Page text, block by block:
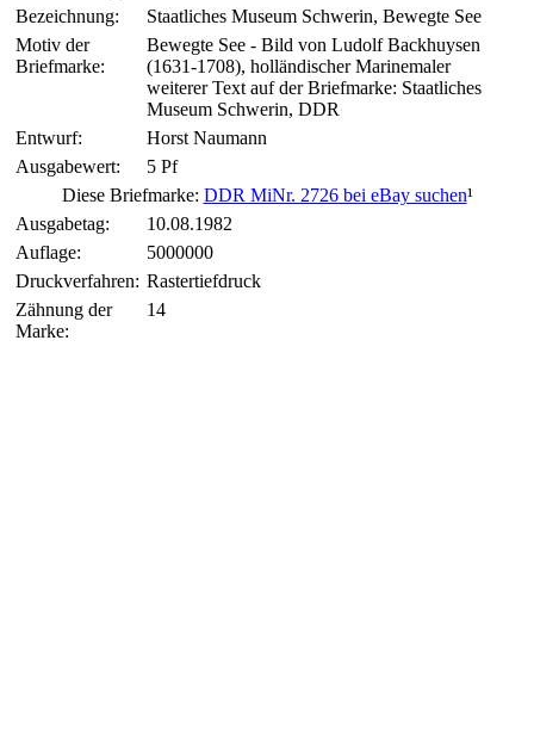
Bezeichnung:
Staatliches Museum Schwerin, Bewegte See
Motiv der
Briefmarke:
Bewegte See - Bild von Ludolf Backhuysen
(1631-1708), holländischer Marinemaler
weiterer Text auf der Briefmarke: Staatliches
Museum Schwerin, DDR
Entwurf:
Horst Naumann
Ausgabewert:
5 Pf
Diese Briefmarke: DDR MiNr. 2726 bei eBay suchen¹
Ausgabetag:
10.08.1982
Auflage:
5000000
Druckverfahren: Rastertiefdruck
Zähnung der
Marke:
14